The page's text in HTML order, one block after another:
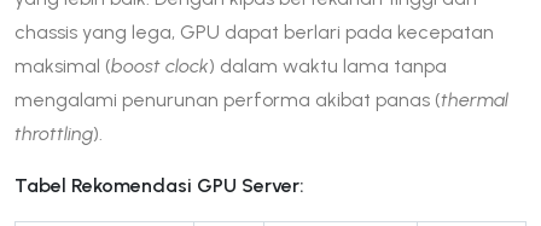
chassis yang lega, GPU dapat berlari pada kecepatan
maksimal (boost clock) dalam waktu lama tanpa
mengalami penurunan performa akibat panas (thermal
throttling).
Tabel Rekomendasi GPU Server: